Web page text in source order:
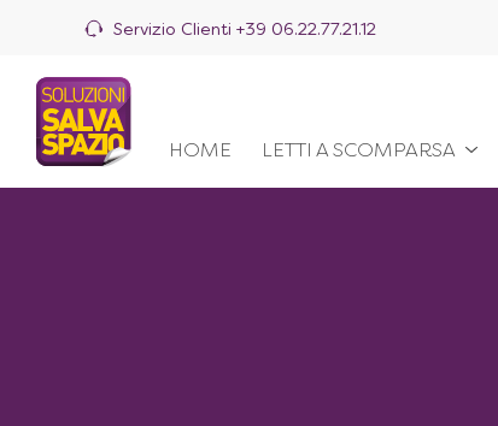
Servizio Clienti +39 06.22.77.21.12
HOME LETTI A SCOMPARSA